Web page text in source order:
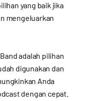
yang baik jika
mengeluarkan
adalah pilihan
digunakan dan
Anda
dengan cepat.